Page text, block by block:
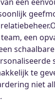
een
te
niet